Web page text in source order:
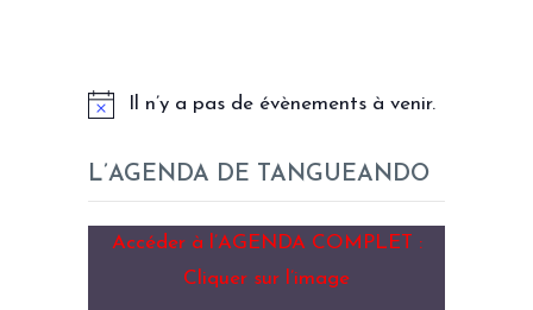
Il n’y a pas de évènements à venir.
L’AGENDA DE TANGUEANDO
Accéder à l’AGENDA COMPLET :
Cliquer sur l’image